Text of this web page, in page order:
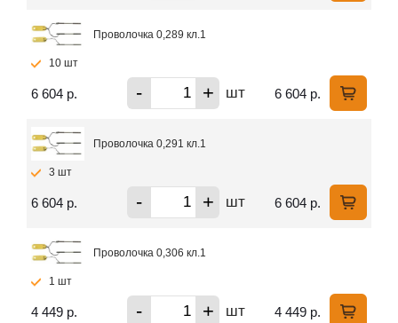
Проволочка 0,289 кл.1
10 шт
6 604 р. - + шт 6 604 р.
Проволочка 0,291 кл.1
3 шт
6 604 р. - + шт 6 604 р.
Проволочка 0,306 кл.1
1 шт
4 449 р. - + шт 4 449 р.